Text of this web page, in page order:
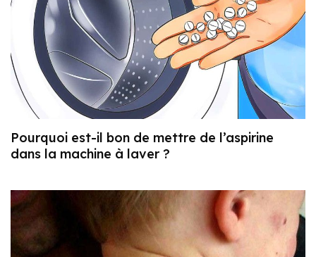
Pourquoi est-il bon de mettre de l’aspirine
dans la machine à laver ?